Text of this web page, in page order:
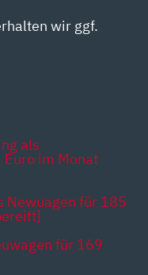
wir ggf.
als
im Monat
Newuagen für 185
für 169